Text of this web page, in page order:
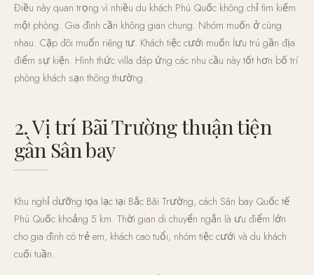
Điều này quan trọng vì nhiều du khách Phú Quốc không chỉ tìm kiếm
một phòng. Gia đình cần không gian chung. Nhóm muốn ở cùng
nhau. Cặp đôi muốn riêng tư. Khách tiệc cưới muốn lưu trú gần địa
điểm sự kiện. Hình thức villa đáp ứng các nhu cầu này tốt hơn bố trí
phòng khách sạn thông thường.
2. Vị trí Bãi Trường thuận tiện
gần Sân bay
Khu nghỉ dưỡng tọa lạc tại Bắc Bãi Trường, cách Sân bay Quốc tế
Phú Quốc khoảng 5 km. Thời gian di chuyển ngắn là ưu điểm lớn
cho gia đình có trẻ em, khách cao tuổi, nhóm tiệc cưới và du khách
cuối tuần.